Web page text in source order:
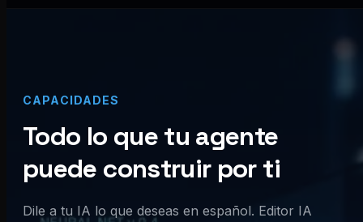
CAPACIDADES
Todo lo que tu agente
puede construir por ti
Dile a tu IA lo que deseas en español. Editor IA